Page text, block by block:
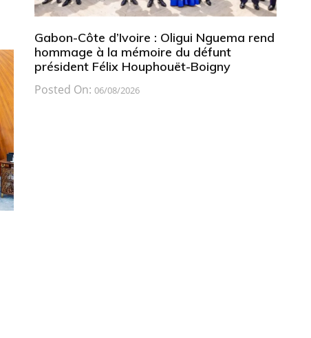
Gabon-Côte d’Ivoire : Oligui Nguema rend
hommage à la mémoire du défunt
président Félix Houphouët-Boigny
Posted On: 06/08/2026